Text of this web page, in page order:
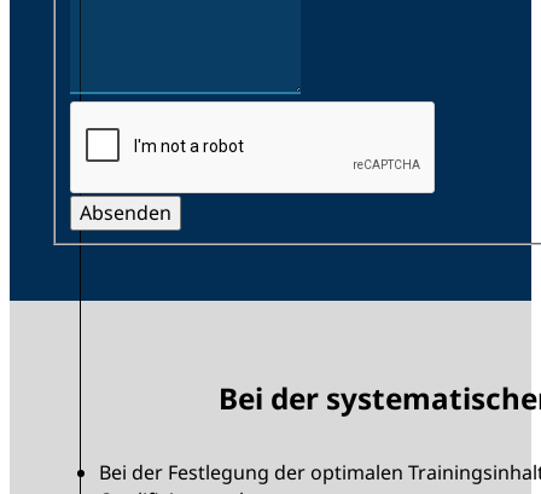
Absenden
Bei der
Bei der Festlegung der optimalen